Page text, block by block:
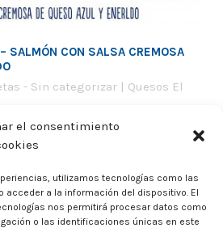
el consentimiento
utilizamos tecnologías como las
acceder a la información del dispositivo. El
nos permitirá procesar datos como
o las identificaciones únicas en este
SALMÓN CON SALSA CREMOSA
- Sin categorizar | Quesos El
de salmón sin piel y espinas 1
100 Gramos de Queso [...]